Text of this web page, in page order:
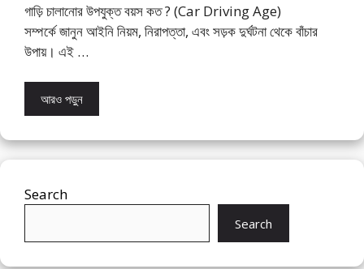
গাড়ি চালানোর উপযুক্ত বয়স কত ? (Car Driving Age)
সম্পর্কে জানুন আইনি নিয়ম, নিরাপত্তা, এবং সড়ক দুর্ঘটনা থেকে বাঁচার
উপায়। এই …
আরও পড়ুন
Search
Search